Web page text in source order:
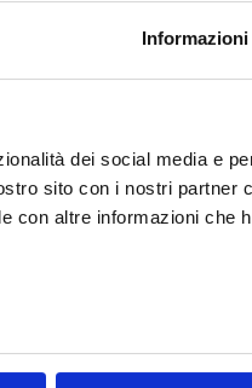
dei social media e
sito con i nostri partner
con altre informazioni che
Intercos
azienda leader